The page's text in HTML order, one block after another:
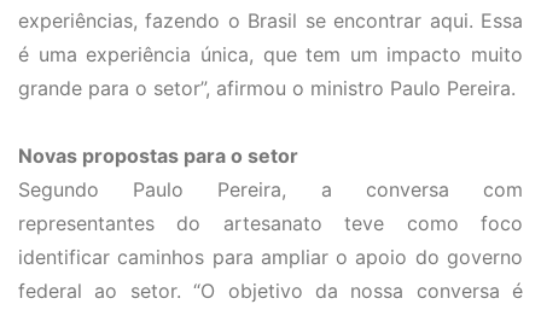
experiências, fazendo o Brasil se encontrar aqui. Essa
é uma experiência única, que tem um impacto muito
grande para o setor”, afirmou o ministro Paulo Pereira.
Novas propostas para o setor
Segundo Paulo Pereira, a conversa com
representantes do artesanato teve como foco
identificar caminhos para ampliar o apoio do governo
federal ao setor. “O objetivo da nossa conversa é